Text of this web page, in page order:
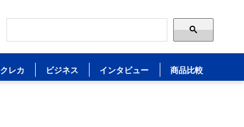
クレカ ビジネス インタビュー 商品比較